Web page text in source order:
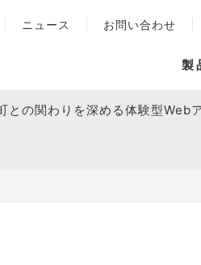
ニュース お問い合わせ
製
の関わりを深める体験型Web